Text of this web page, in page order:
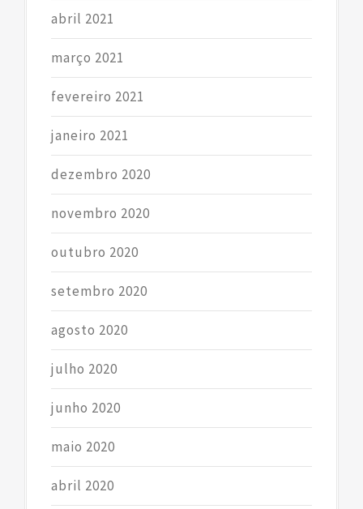
abril 2021
março 2021
fevereiro 2021
janeiro 2021
dezembro 2020
novembro 2020
outubro 2020
setembro 2020
agosto 2020
julho 2020
junho 2020
maio 2020
abril 2020